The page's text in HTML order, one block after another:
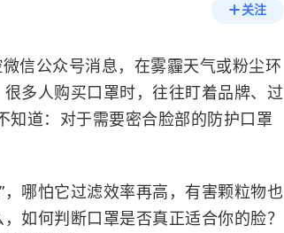
关注
信公众号消息，在雾霾天气或粉尘环
多人购买口罩时，往往盯着品牌、过
知道：对于需要密合脸部的防护口罩
哪怕它过滤效率再高，有害颗粒物也
如何判断口罩是否真正适合你的脸？